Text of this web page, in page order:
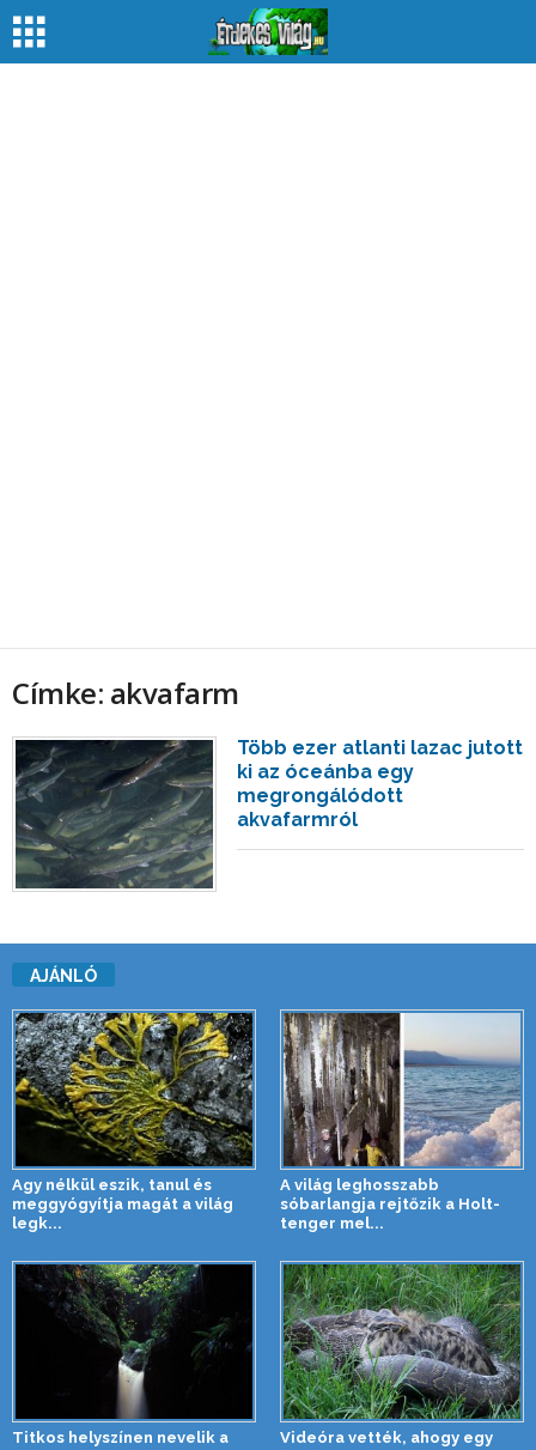
Címke: akvafarm
Több ezer atlanti lazac jutott
ki az óceánba egy
megrongálódott
akvafarmról
AJÁNLÓ
Agy nélkül eszik, tanul és
meggyógyítja magát a világ
legk...
A világ leghosszabb
sóbarlangja rejtőzik a Holt-
tenger mel...
Titkos helyszínen nevelik a
Videóra vették, ahogy egy